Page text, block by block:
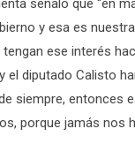
y esa es
ese interés
el diputado Calisto
siempre, entonces
porque jamás nos